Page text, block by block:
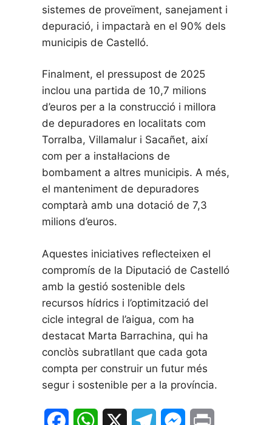
sistemes de proveïment, sanejament i
depuració, i impactarà en el 90% dels
municipis de Castelló.
Finalment, el pressupost de 2025
inclou una partida de 10,7 milions
d’euros per a la construcció i millora
de depuradores en localitats com
Torralba, Villamalur i Sacañet, així
com per a instal·lacions de
bombament a altres municipis. A més,
el manteniment de depuradores
comptarà amb una dotació de 7,3
milions d’euros.
Aquestes iniciatives reflecteixen el
compromís de la Diputació de Castelló
amb la gestió sostenible dels
recursos hídrics i l’optimització del
cicle integral de l’aigua, com ha
destacat Marta Barrachina, qui ha
conclòs subratllant que cada gota
compta per construir un futur més
segur i sostenible per a la província.
M